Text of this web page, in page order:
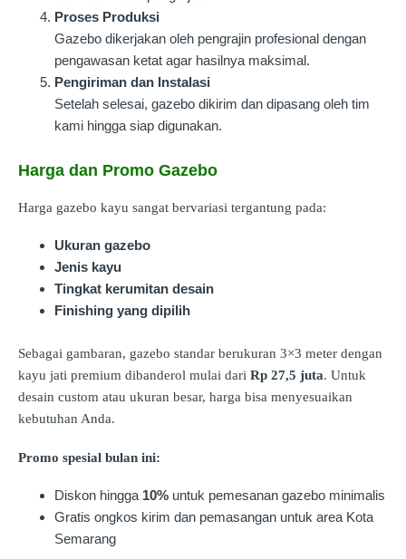
Proses Produksi
Gazebo dikerjakan oleh pengrajin profesional dengan
pengawasan ketat agar hasilnya maksimal.
Pengiriman dan Instalasi
Setelah selesai, gazebo dikirim dan dipasang oleh tim
kami hingga siap digunakan.
Harga dan Promo Gazebo
Harga gazebo kayu sangat bervariasi tergantung pada:
Ukuran gazebo
Jenis kayu
Tingkat kerumitan desain
Finishing yang dipilih
Sebagai gambaran, gazebo standar berukuran 3×3 meter dengan
kayu jati premium dibanderol mulai dari Rp 27,5 juta. Untuk
desain custom atau ukuran besar, harga bisa menyesuaikan
kebutuhan Anda.
Promo spesial bulan ini:
Diskon hingga 10% untuk pemesanan gazebo minimalis
Gratis ongkos kirim dan pemasangan untuk area Kota
Semarang